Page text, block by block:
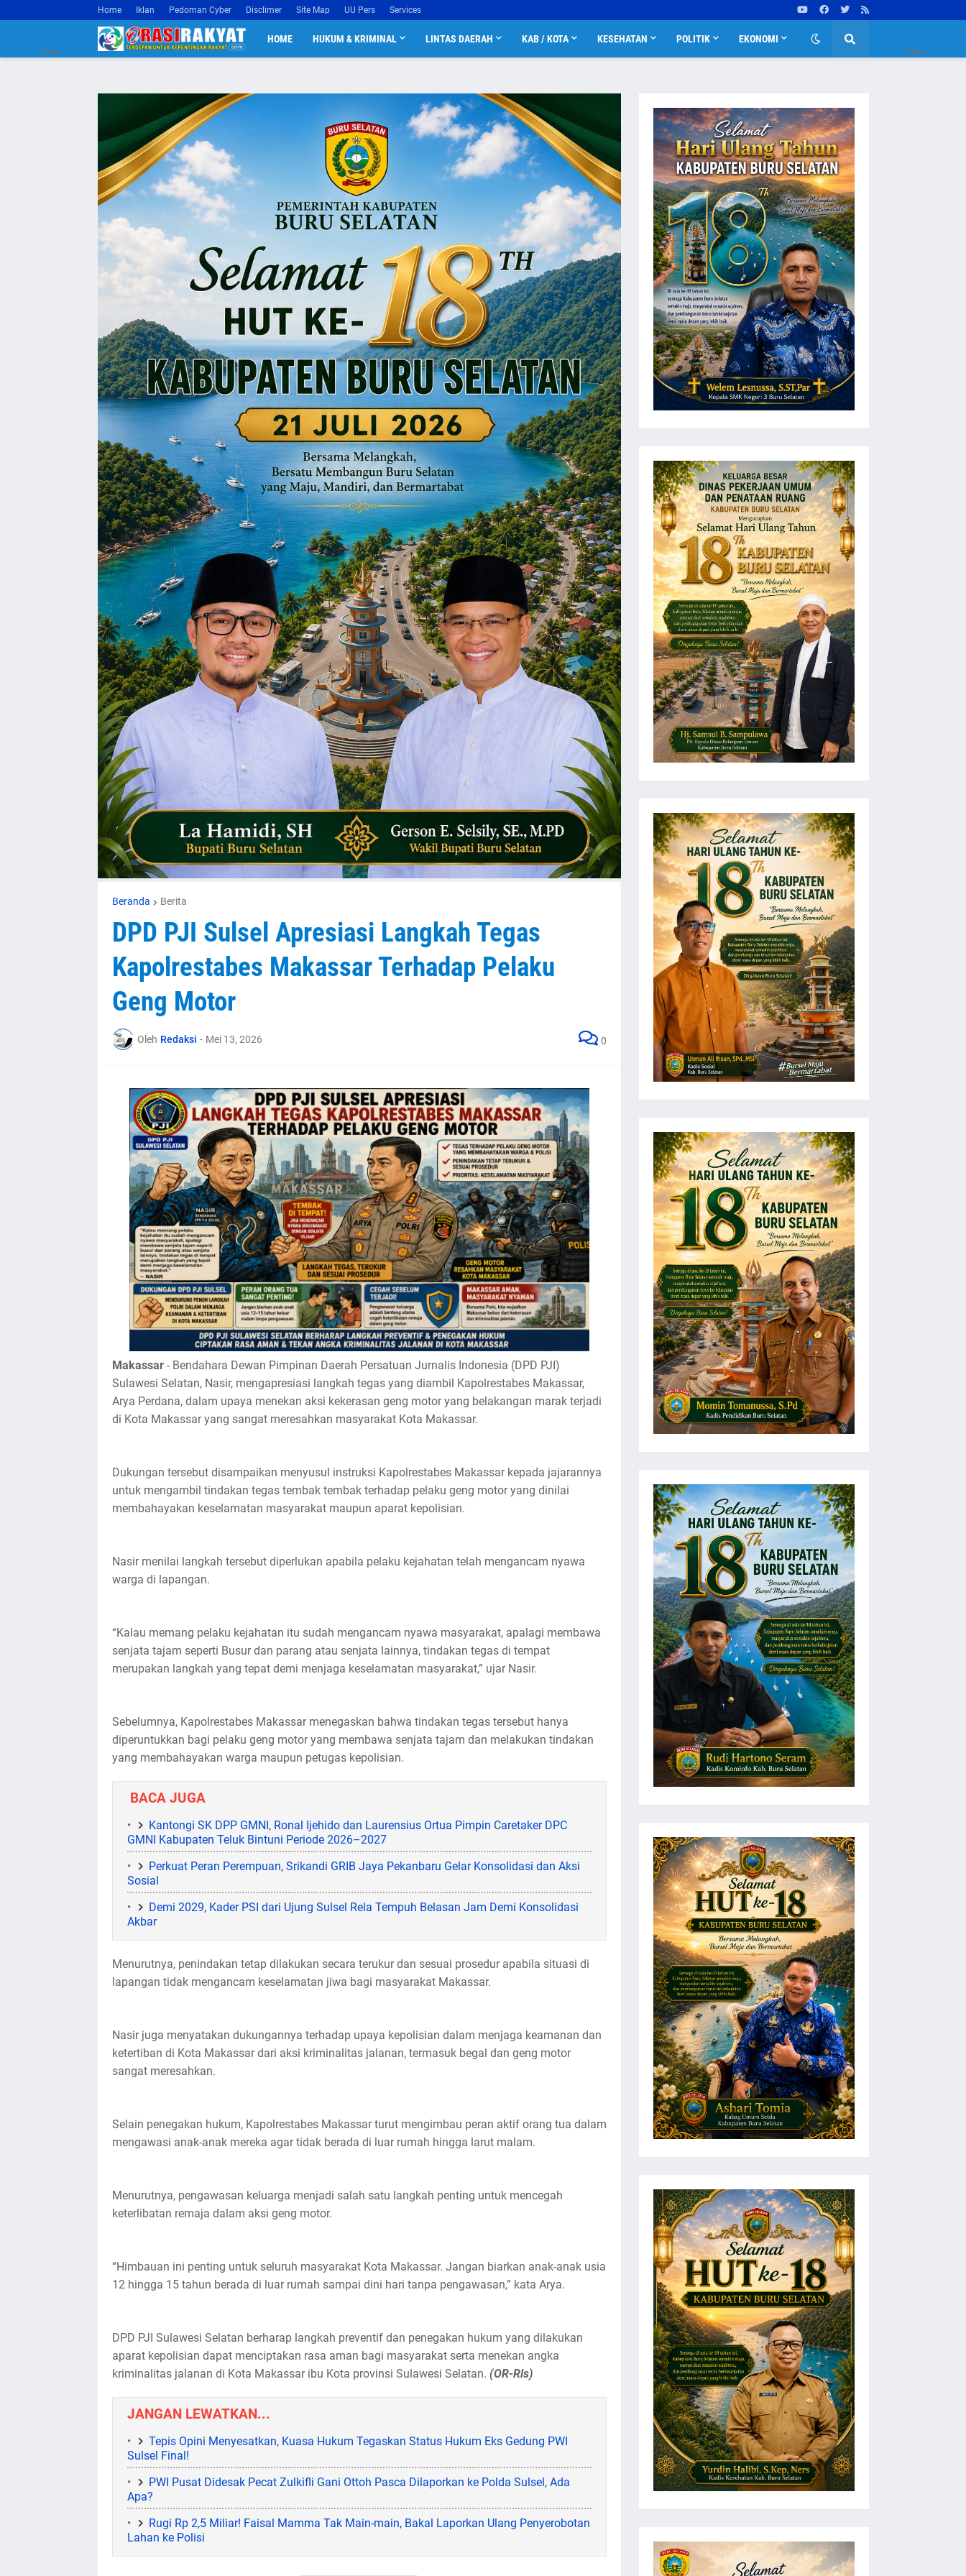
Close Close
Home Iklan Pedoman Cyber Disclimer Site Map UU Pers Services
HOME HUKUM & KRIMINAL LINTAS DAERAH KAB / KOTA KESEHATAN POLITIK EKONOMI
Beranda Berita
DPD PJI Sulsel Apresiasi Langkah Tegas
Kapolrestabes Makassar Terhadap Pelaku
Geng Motor
Oleh Redaksi - Mei 13, 2026 0
Makassar- Bendahara Dewan Pimpinan Daerah Persatuan Jurnalis Indonesia (DPD PJI)
Sulawesi Selatan, Nasir, mengapresiasi langkah tegas yang diambil Kapolrestabes Makassar,
Arya Perdana, dalam upaya menekan aksi kekerasan geng motor yang belakangan marak terjadi
di Kota Makassar yang sangat meresahkan masyarakat Kota Makassar.
Dukungan tersebut disampaikan menyusul instruksi Kapolrestabes Makassar kepada jajarannya
untuk mengambil tindakan tegas tembak tembak terhadap pelaku geng motor yang dinilai
membahayakan keselamatan masyarakat maupun aparat kepolisian.
Nasir menilai langkah tersebut diperlukan apabila pelaku kejahatan telah mengancam nyawa
warga di lapangan.
“Kalau memang pelaku kejahatan itu sudah mengancam nyawa masyarakat, apalagi membawa
senjata tajam seperti Busur dan parang atau senjata lainnya, tindakan tegas di tempat
merupakan langkah yang tepat demi menjaga keselamatan masyarakat,” ujar Nasir.
Sebelumnya, Kapolrestabes Makassar menegaskan bahwa tindakan tegas tersebut hanya
diperuntukkan bagi pelaku geng motor yang membawa senjata tajam dan melakukan tindakan
yang membahayakan warga maupun petugas kepolisian.
BACA JUGA
Kantongi SK DPP GMNI, Ronal Ijehido dan Laurensius Ortua Pimpin Caretaker DPC
GMNI Kabupaten Teluk Bintuni Periode 2026–2027
Perkuat Peran Perempuan, Srikandi GRIB Jaya Pekanbaru Gelar Konsolidasi dan Aksi
Sosial
Demi 2029, Kader PSI dari Ujung Sulsel Rela Tempuh Belasan Jam Demi Konsolidasi
Akbar
Menurutnya, penindakan tetap dilakukan secara terukur dan sesuai prosedur apabila situasi di
lapangan tidak mengancam keselamatan jiwa bagi masyarakat Makassar.
Nasir juga menyatakan dukungannya terhadap upaya kepolisian dalam menjaga keamanan dan
ketertiban di Kota Makassar dari aksi kriminalitas jalanan, termasuk begal dan geng motor
sangat meresahkan.
Selain penegakan hukum, Kapolrestabes Makassar turut mengimbau peran aktif orang tua dalam
mengawasi anak-anak mereka agar tidak berada di luar rumah hingga larut malam.
Menurutnya, pengawasan keluarga menjadi salah satu langkah penting untuk mencegah
keterlibatan remaja dalam aksi geng motor.
“Himbauan ini penting untuk seluruh masyarakat Kota Makassar. Jangan biarkan anak-anak usia
12 hingga 15 tahun berada di luar rumah sampai dini hari tanpa pengawasan,” kata Arya.
DPD PJI Sulawesi Selatan berharap langkah preventif dan penegakan hukum yang dilakukan
aparat kepolisian dapat menciptakan rasa aman bagi masyarakat serta menekan angka
kriminalitas jalanan di Kota Makassar ibu Kota provinsi Sulawesi Selatan. (OR-Rls)
JANGAN LEWATKAN...
Tepis Opini Menyesatkan, Kuasa Hukum Tegaskan Status Hukum Eks Gedung PWI
Sulsel Final!
PWI Pusat Didesak Pecat Zulkifli Gani Ottoh Pasca Dilaporkan ke Polda Sulsel, Ada
Apa?
Rugi Rp 2,5 Miliar! Faisal Mamma Tak Main-main, Bakal Laporkan Ulang Penyerobotan
Lahan ke Polisi